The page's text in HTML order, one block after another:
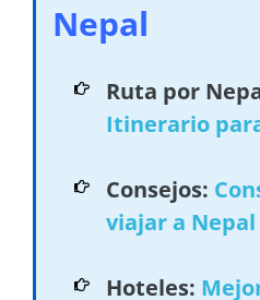
Nepal
Ruta por
Itinerario
Consejos:
viajar a Nepal
Hoteles: